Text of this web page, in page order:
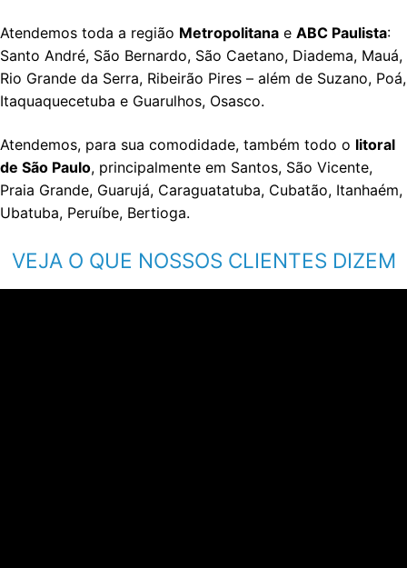
Atendemos toda a região Metropolitana e ABC Paulista:
Santo André, São Bernardo, São Caetano, Diadema, Mauá,
Rio Grande da Serra, Ribeirão Pires – além de Suzano, Poá,
Itaquaquecetuba e Guarulhos, Osasco.
Atendemos, para sua comodidade, também todo o litoral
de São Paulo, principalmente em Santos, São Vicente,
Praia Grande, Guarujá, Caraguatatuba, Cubatão, Itanhaém,
Ubatuba, Peruíbe, Bertioga.
VEJA O QUE NOSSOS CLIENTES DIZEM